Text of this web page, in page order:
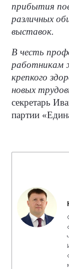
прибытия
различных
выставок.
В честь
работникам
крепкого
новых
секретарь
партии